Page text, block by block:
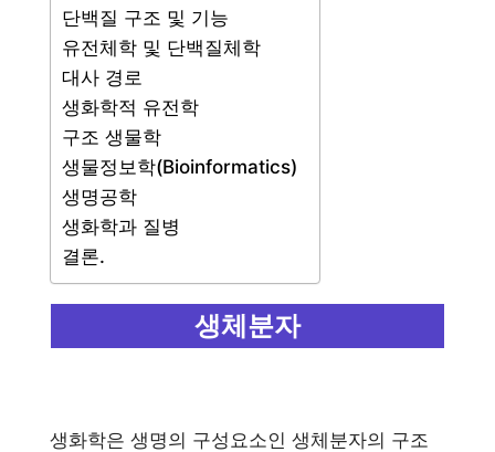
단백질 구조 및 기능
유전체학 및 단백질체학
대사 경로
생화학적 유전학
구조 생물학
생물정보학(Bioinformatics)
생명공학
생화학과 질병
결론.
생체분자
생화학은 생명의 구성요소인 생체분자의 구조